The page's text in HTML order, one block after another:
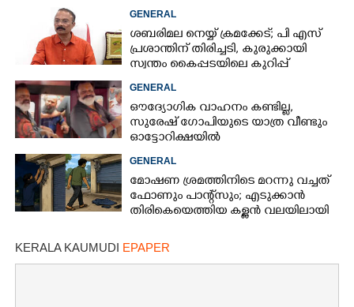
GENERAL
ശബരിമല നെയ്യ് ക്രമക്കേട്; പി എസ്
പ്രശാന്തിന് തിരിച്ചടി, കുരുക്കായി
സ്വന്തം കൈപ്പടയിലെ കുറിപ്പ്
GENERAL
ഔദ്യോഗിക വാഹനം കണ്ടില്ല,
സുരേഷ് ഗോപിയുടെ യാത്ര വീണ്ടും
ഓട്ടോറിക്ഷയിൽ
GENERAL
മോഷണ ശ്രമത്തിനിടെ മറന്നു വച്ചത്
ഫോണും പാന്റ്സും; എടുക്കാൻ
തിരികെയെത്തിയ കള്ളൻ വലയിലായി
KERALA KAUMUDI EPAPER